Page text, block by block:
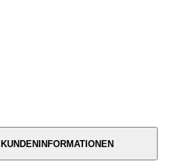
KUNDENINFORMATIONEN